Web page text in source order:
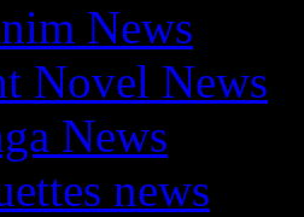
News
Novel News
News
news